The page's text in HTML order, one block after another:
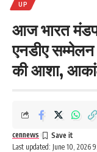
UP
आज भारत
एनडीए सम्मेलन
की आशा,
Last updated: June 10, 2026
cennews